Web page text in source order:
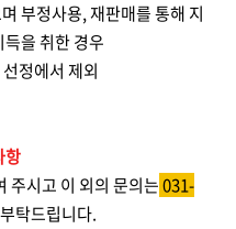
부정사용,재판매를 통해 지
을 취한 경우
정에서 제외
항
주시고 이 외의 문의는031-
탁드립니다.